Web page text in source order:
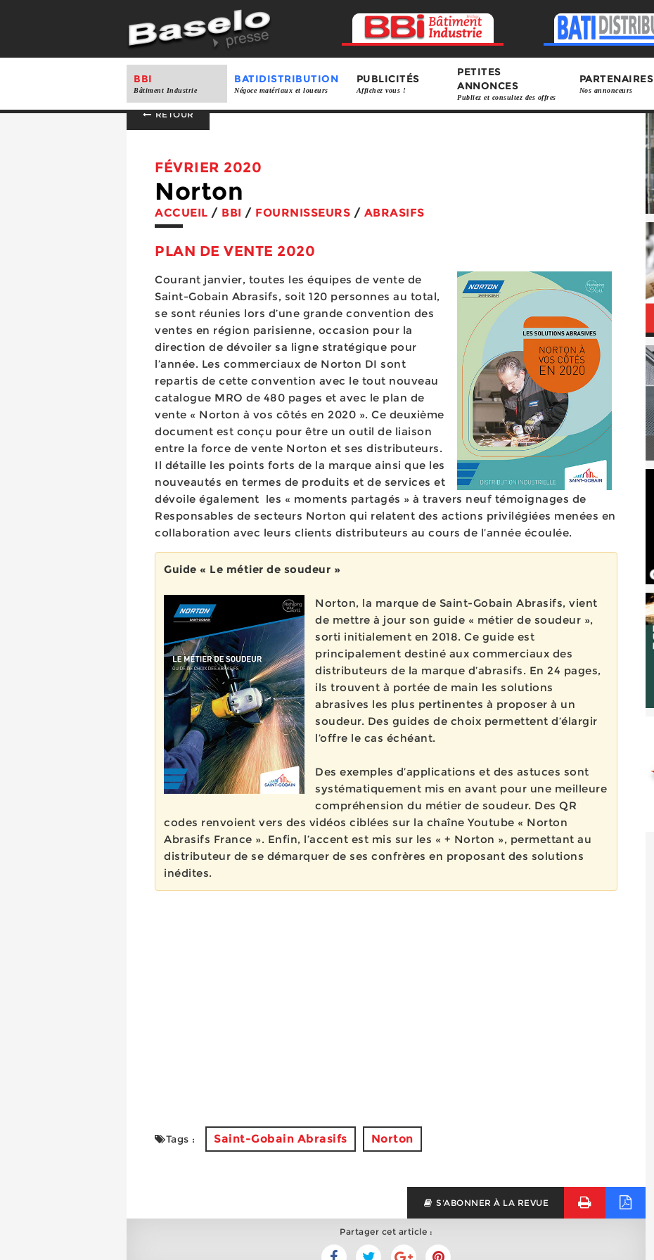
BBI
Bâtiment Industrie
BATIDISTRIBUTION
Négoce matériaux et loueurs
PUBLICITÉS
Affichez vous !
PETITES
ANNONCES
Publiez et consultez des offres
PARTENAIRES
Nos annonceurs
RETOUR
FÉVRIER 2020
Norton
ACCUEIL / BBI / FOURNISSEURS / ABRASIFS
PLAN DE VENTE 2020
Courant janvier, toutes les équipes de vente de
Saint-Gobain Abrasifs, soit 120 personnes au total,
se sont réunies lors d’une grande convention des
ventes en région parisienne, occasion pour la
direction de dévoiler sa ligne stratégique pour
l’année. Les commerciaux de Norton DI sont
repartis de cette convention avec le tout nouveau
catalogue MRO de 480 pages et avec le plan de
vente « Norton à vos côtés en 2020 ». Ce deuxième
document est conçu pour être un outil de liaison
entre la force de vente Norton et ses distributeurs.
Il détaille les points forts de la marque ainsi que les
nouveautés en termes de produits et de services et
dévoile également les « moments partagés » à travers neuf témoignages de
Responsables de secteurs Norton qui relatent des actions privilégiées menées en
collaboration avec leurs clients distributeurs au cours de l’année écoulée.
Guide « Le métier de soudeur »
Norton, la marque de Saint-Gobain Abrasifs, vient
de mettre à jour son guide « métier de soudeur »,
sorti initialement en 2018. Ce guide est
principalement destiné aux commerciaux des
distributeurs de la marque d’abrasifs. En 24 pages,
ils trouvent à portée de main les solutions
abrasives les plus pertinentes à proposer à un
soudeur. Des guides de choix permettent d’élargir
l’offre le cas échéant.
Des exemples d’applications et des astuces sont
systématiquement mis en avant pour une meilleure
compréhension du métier de soudeur. Des QR
codes renvoient vers des vidéos ciblées sur la chaîne Youtube « Norton
Abrasifs France ». Enfin, l’accent est mis sur les « + Norton », permettant au
distributeur de se démarquer de ses confrères en proposant des solutions
inédites.
Tags : Saint-Gobain Abrasifs Norton
S'ABONNER À LA REVUE
Partager cet article :